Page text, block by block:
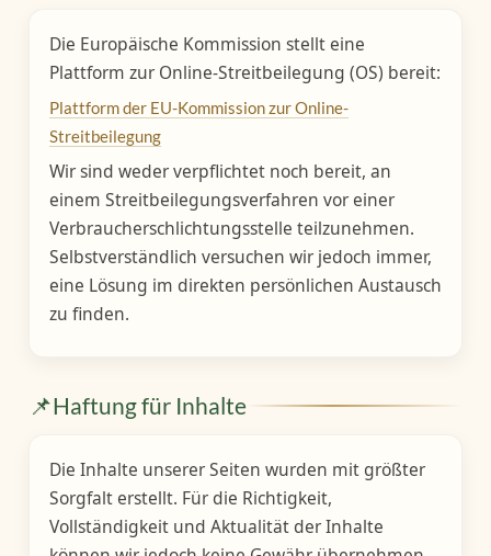
Die Europäische Kommission stellt eine
Plattform zur Online-Streitbeilegung (OS) bereit:
Plattform der EU-Kommission zur Online-
Streitbeilegung
Wir sind weder verpflichtet noch bereit, an
einem Streitbeilegungsverfahren vor einer
Verbraucherschlichtungsstelle teilzunehmen.
Selbstverständlich versuchen wir jedoch immer,
eine Lösung im direkten persönlichen Austausch
zu finden.
📌Haftung für Inhalte
Die Inhalte unserer Seiten wurden mit größter
Sorgfalt erstellt. Für die Richtigkeit,
Vollständigkeit und Aktualität der Inhalte